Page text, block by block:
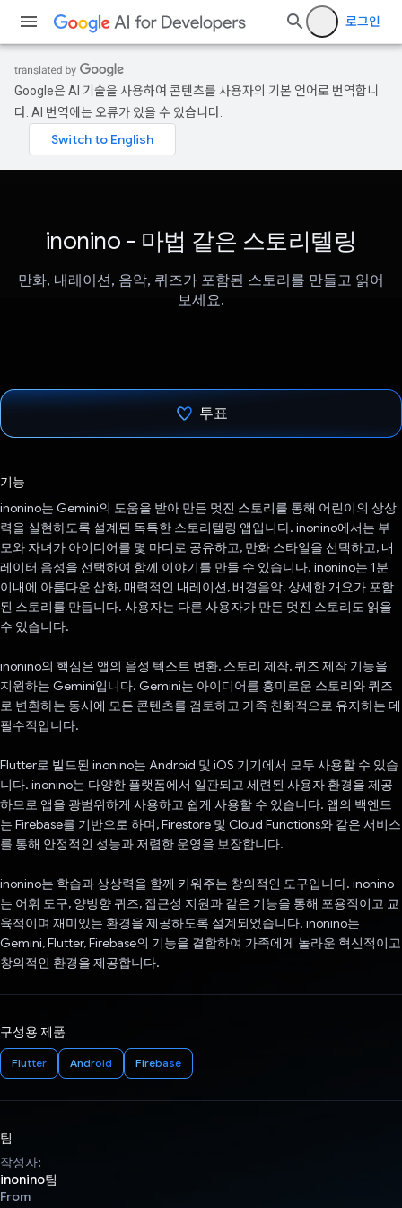
로그인
Google은 AI 기술을 사용하여 콘텐츠를 사용자의 기본 언어로 번역합니
다. AI 번역에는 오류가 있을 수 있습니다.
inonino - 마법 같은 스토리텔링
만화, 내레이션, 음악, 퀴즈가 포함된 스토리를 만들고 읽어
보세요.
투표
기능
inonino는 Gemini의 도움을 받아 만든 멋진 스토리를 통해 어린이의 상상
력을 실현하도록 설계된 독특한 스토리텔링 앱입니다. inonino에서는 부
모와 자녀가 아이디어를 몇 마디로 공유하고, 만화 스타일을 선택하고, 내
레이터 음성을 선택하여 함께 이야기를 만들 수 있습니다. inonino는 1분
이내에 아름다운 삽화, 매력적인 내레이션, 배경음악, 상세한 개요가 포함
된 스토리를 만듭니다. 사용자는 다른 사용자가 만든 멋진 스토리도 읽을
수 있습니다.
inonino의 핵심은 앱의 음성 텍스트 변환, 스토리 제작, 퀴즈 제작 기능을
지원하는 Gemini입니다. Gemini는 아이디어를 흥미로운 스토리와 퀴즈
로 변환하는 동시에 모든 콘텐츠를 검토하고 가족 친화적으로 유지하는 데
필수적입니다.
Flutter로 빌드된 inonino는 Android 및 iOS 기기에서 모두 사용할 수 있습
니다. inonino는 다양한 플랫폼에서 일관되고 세련된 사용자 환경을 제공
하므로 앱을 광범위하게 사용하고 쉽게 사용할 수 있습니다. 앱의 백엔드
는 Firebase를 기반으로 하며, Firestore 및 Cloud Functions와 같은 서비스
를 통해 안정적인 성능과 저렴한 운영을 보장합니다.
inonino는 학습과 상상력을 함께 키워주는 창의적인 도구입니다. inonino
는 어휘 도구, 양방향 퀴즈, 접근성 지원과 같은 기능을 통해 포용적이고 교
육적이며 재미있는 환경을 제공하도록 설계되었습니다. inonino는
Gemini, Flutter, Firebase의 기능을 결합하여 가족에게 놀라운 혁신적이고
창의적인 환경을 제공합니다.
구성용 제품
Flutter Android Firebase
팀
작성자:
inonino팀
From